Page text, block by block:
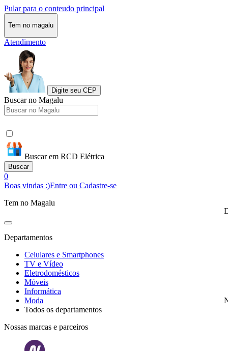
Pular para o conteudo principal
Tem no magalu
Atendimento
Digite seu CEP
Buscar no Magalu
Buscar em RCD Elétrica
Buscar
0
Boas vindas :)Entre ou Cadastre-se
Tem no Magalu
Departamentos
Celulares e Smartphones
TV e Vídeo
Eletrodomésticos
Móveis
Informática
Moda
Todos os departamentos
Nossas marcas e parceiros